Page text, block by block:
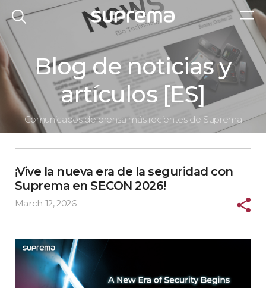
Blog de noticias y
artículos [ES]
Comunicados de prensa más recientes de Suprema
¡Vive la nueva era de la seguridad con
Suprema en SECON 2026!
March 12, 2026